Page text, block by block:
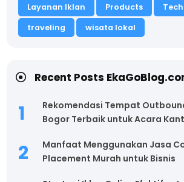
Layanan Iklan
Products
traveling
wisata lokal
Recent Posts
Rekomendasi Tempat
Bogor Terbaik untuk Acara
Manfaat Menggunakan Jasa
Placement Murah untuk Bisnis